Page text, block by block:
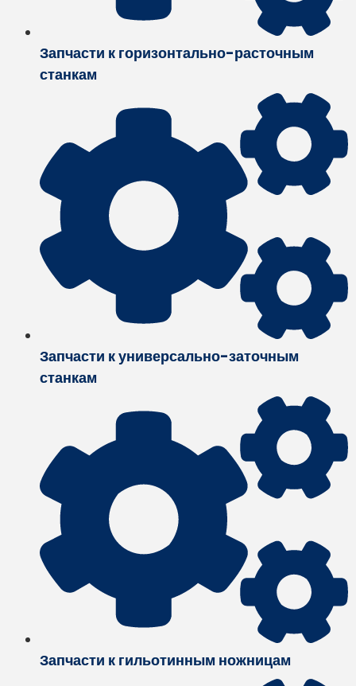
Запчасти к горизонтально-расточным
станкам
Запчасти к универсально-заточным
станкам
Запчасти к гильотинным ножницам